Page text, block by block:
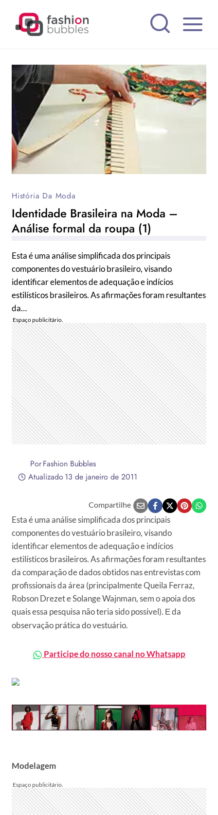
História Da Moda
Identidade Brasileira na Moda –
Análise formal da roupa (1)
Esta é uma análise simplificada dos principais
componentes do vestuário brasileiro, visando
identificar elementos de adequação e indícios
estilísticos brasileiros. As afirmações foram resultantes
da…
PorFashion Bubbles
Atualizado13 de janeiro de 2011
Compartilhe
Esta é uma análise simplificada dos principais
componentes do vestuário brasileiro, visando
identificar elementos de adequação e indícios
estilísticos brasileiros. As afirmações foram resultantes
da comparação de dados obtidos nas entrevistas com
profissionais da área (principalmente Queila Ferraz,
Robson Drezet e Solange Wajnman, sem o apoia dos
quais essa pesquisa não teria sido possivel). Eda
observação prática do vestuário.
Participe do nosso canal no Whatsapp
Modelagem